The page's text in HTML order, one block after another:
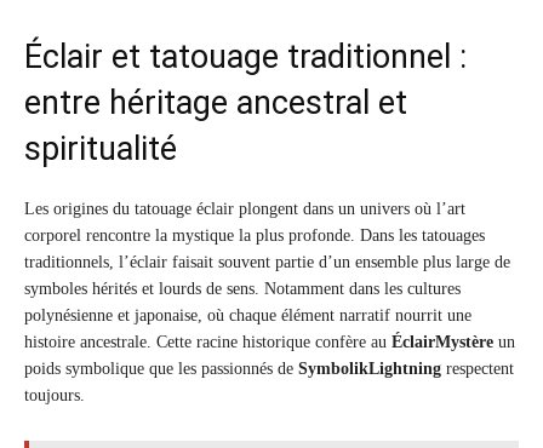
Éclair et tatouage traditionnel :
entre héritage ancestral et
spiritualité
Les origines du tatouage éclair plongent dans un univers où l’art
corporel rencontre la mystique la plus profonde. Dans les tatouages
traditionnels, l’éclair faisait souvent partie d’un ensemble plus large de
symboles hérités et lourds de sens. Notamment dans les cultures
polynésienne et japonaise, où chaque élément narratif nourrit une
histoire ancestrale. Cette racine historique confère au ÉclairMystère un
poids symbolique que les passionnés de SymbolikLightning respectent
toujours.